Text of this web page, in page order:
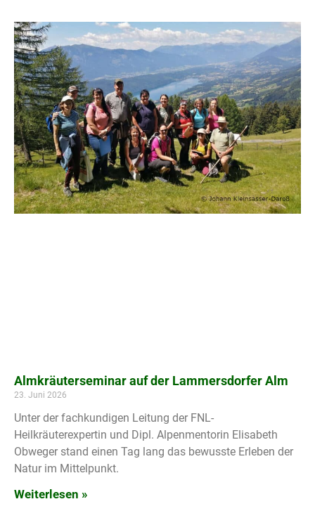
Almkräuterseminar auf der Lammersdorfer Alm
23. Juni 2026
Unter der fachkundigen Leitung der FNL-
Heilkräuterexpertin und Dipl. Alpenmentorin Elisabeth
Obweger stand einen Tag lang das bewusste Erleben der
Natur im Mittelpunkt.
Weiterlesen »